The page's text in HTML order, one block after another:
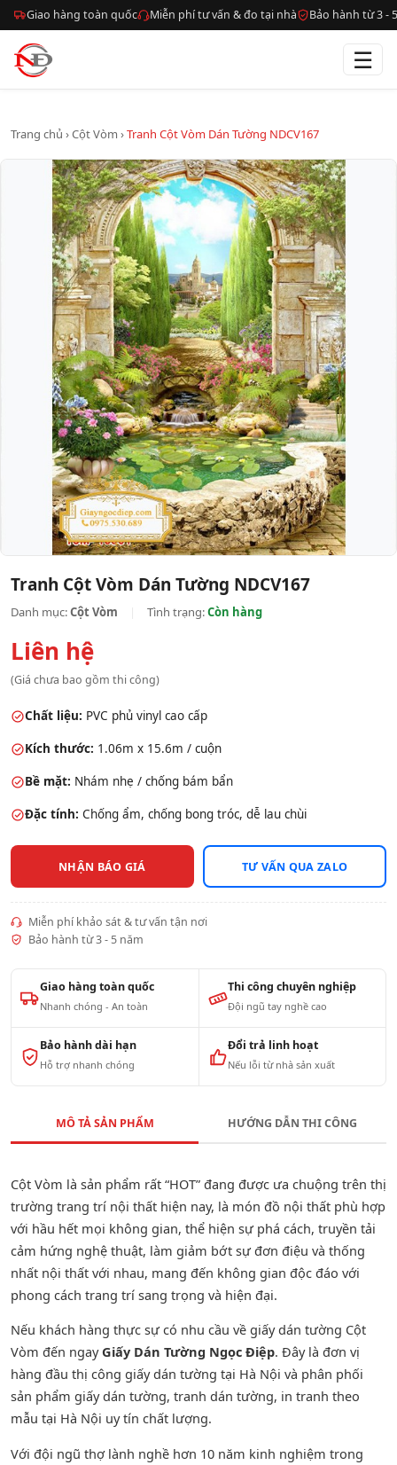
Giao hàng toàn quốc Miễn phí tư vấn & đo tại nhà Bảo hành từ 3 -
☰
Trang chủ ›Cột Vòm ›Tranh Cột Vòm Dán Tường NDCV167
Tranh Cột Vòm Dán Tường NDCV167
Danh mục:Cột Vòm Tình trạng:Còn hàng
Liên hệ
(Giá chưa bao gồm thi công)
Chất liệu: PVC phủ vinyl cao cấp
Kích thước: 1.06m x 15.6m / cuộn
Bề mặt: Nhám nhẹ / chống bám bẩn
Đặc tính: Chống ẩm, chống bong tróc, dễ lau chùi
NHẬN BÁO GIÁ TƯ VẤN QUA ZALO
Miễn phí khảo sát & tư vấn tận nơi
Bảo hành từ 3 - 5 năm
Giao hàng toàn quốc
Nhanh chóng - An toàn
Thi công chuyên nghiệp
Đội ngũ tay nghề cao
Bảo hành dài hạn
Hỗ trợ nhanh chóng
Đổi trả linh hoạt
Nếu lỗi từ nhà sản xuất
MÔ TẢ SẢN PHẨM HƯỚNG DẪN THI CÔNG
Cột Vòm là sản phẩm rất “HOT” đang được ưa chuộng trên thị
trường trang trí nội thất hiện nay, là món đồ nội thất phù hợp
với hầu hết mọi không gian, thể hiện sự phá cách, truyền tải
cảm hứng nghệ thuật, làm giảm bớt sự đơn điệu và thống
nhất nội thất với nhau, mang đến không gian độc đáo với
phong cách trang trí sang trọng và hiện đại.
Nếu khách hàng thực sự có nhu cầu về giấy dán tường Cột
Vòm đến ngayGiấy Dán Tường Ngọc Điệp. Đây là đơn vị
hàng đầu thị công giấy dán tường tại Hà Nội và phân phối
sản phẩm giấy dán tường, tranh dán tường, in tranh theo
mẫu tại Hà Nội uy tín chất lượng.
Với đội ngũ thợ lành nghề hơn 10 năm kinh nghiệm trong